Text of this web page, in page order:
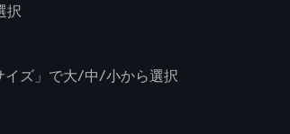
択
イズ」で大/中/小から選択